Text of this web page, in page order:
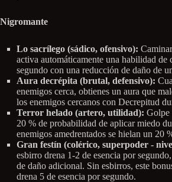
Nigromante
Lo sacrílego (sádico, ofensivo):
activa automáticamente una habilidad de
segundo con una reducción de daño de
Aura decrépita (brutal, defensivo):
enemigos cerca, obtienes un aura que
los enemigos cercanos con Decrepitud
Terror helado (artero, utilidad): Golpe
20 % de probabilidad de aplicar miedo
enemigos amedrentados se hielan un 20
Gran festín (colérico, superpoder -
esbirro drena 1-2 de esencia por
de daño adicional. Sin esbirros, este
drena 5 de esencia por segundo.